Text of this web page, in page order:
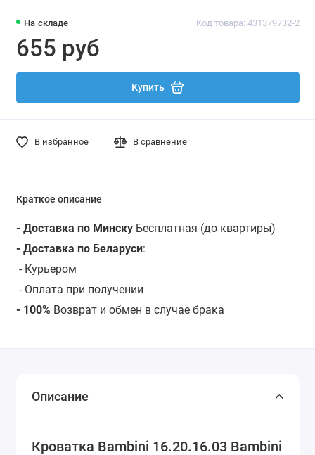
На складе Код товара: 431379732-2
655 руб
Купить
В избранное В сравнение
Краткое описание
- Доставка по МинскуБесплатная (до квартиры)
- Доставка по Беларуси:
- Курьером
- Оплата при получении
- 100% Возврат и обмен в случае брака
Описание
Кроватка Bambini 16.20.16.03 Bambini